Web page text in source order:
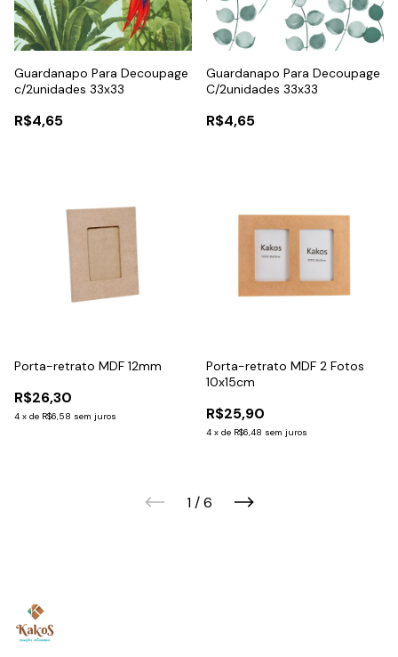
Guardanapo Para Decoupage
c/2unidades 33x33
R$4,65
Guardanapo Para Decoupage
C/2unidades 33x33
R$4,65
Porta-retrato MDF 12mm
R$26,30
4 x de R$6,58 sem juros
Porta-retrato MDF 2 Fotos
10x15cm
R$25,90
4 x de R$6,48 sem juros
1 / 6